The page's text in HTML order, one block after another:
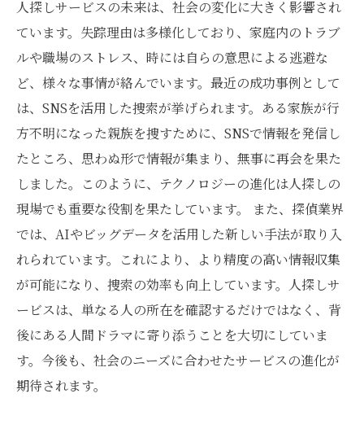
人探しサービスの未来は、社会の変化に大きく影響され
ています。失踪理由は多様化しており、家庭内のトラブ
ルや職場のストレス、時には自らの意思による逃避な
ど、様々な事情が絡んでいます。最近の成功事例として
は、SNSを活用した捜索が挙げられます。ある家族が行
方不明になった親族を捜すために、SNSで情報を発信し
たところ、思わぬ形で情報が集まり、無事に再会を果た
しました。このように、テクノロジーの進化は人探しの
現場でも重要な役割を果たしています。 また、探偵業界
では、AIやビッグデータを活用した新しい手法が取り入
れられています。これにより、より精度の高い情報収集
が可能になり、捜索の効率も向上しています。人探しサ
ービスは、単なる人の所在を確認するだけではなく、背
後にある人間ドラマに寄り添うことを大切にしていま
す。今後も、社会のニーズに合わせたサービスの進化が
期待されます。